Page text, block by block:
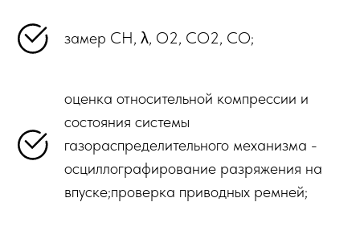
замер СH, λ, О2, СО2, СО;
оценка относительной компрессии и
состояния системы
газораспределительного механизма -
осциллографирование разряжения на
впуске;проверка приводных ремней;